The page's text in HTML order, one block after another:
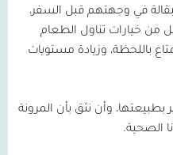
في وجهتهم قبل السفر،
من خيارات تناول الطعام
باللحظة، وزيادة مستويات
بطبيعتها، وأن نثق بأن المرونة
الصحية.